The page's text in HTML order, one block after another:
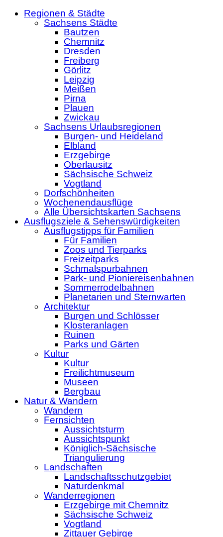
Regionen & Städte
Sachsens Städte
Bautzen
Chemnitz
Dresden
Freiberg
Görlitz
Leipzig
Meißen
Pirna
Plauen
Zwickau
Sachsens Urlaubsregionen
Burgen- und Heideland
Elbland
Erzgebirge
Oberlausitz
Sächsische Schweiz
Vogtland
Dorfschönheiten
Wochenendausflüge
Alle Übersichtskarten Sachsens
Ausflugsziele & Sehenswürdigkeiten
Ausflugstipps für Familien
Für Familien
Zoos und Tierparks
Freizeitparks
Schmalspurbahnen
Park- und Pioniereisenbahnen
Sommerrodelbahnen
Planetarien und Sternwarten
Architektur
Burgen und Schlösser
Klosteranlagen
Ruinen
Parks und Gärten
Kultur
Kultur
Freilichtmuseum
Museen
Bergbau
Natur & Wandern
Wandern
Fernsichten
Aussichtsturm
Aussichtspunkt
Königlich-Sächsische
Triangulierung
Landschaften
Landschaftsschutzgebiet
Naturdenkmal
Wanderregionen
Erzgebirge mit Chemnitz
Sächsische Schweiz
Vogtland
Zittauer Gebirge